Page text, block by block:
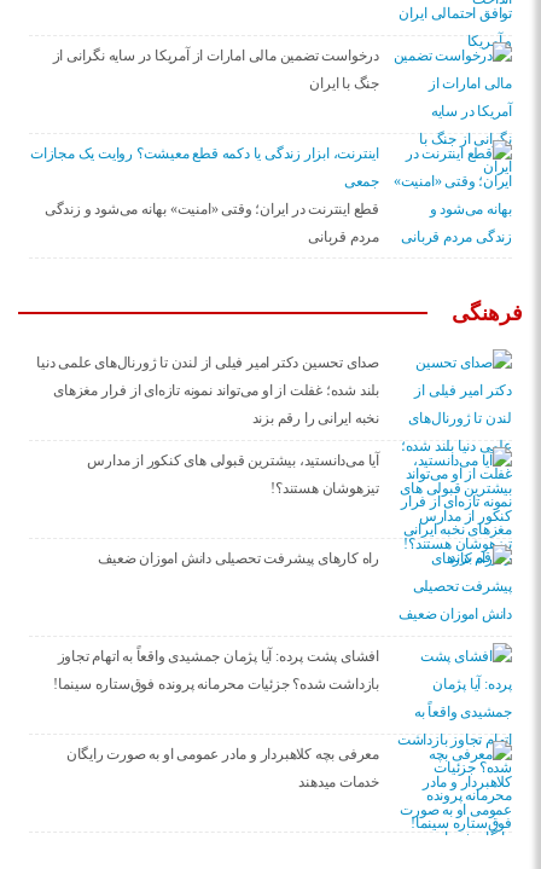
درخواست تضمین مالی امارات از آمریکا در سایه نگرانی از
جنگ با ایران
اینترنت، ابزار زندگی یا دکمه قطع معیشت؟ روایت یک مجازات
جمعی
قطع اینترنت در ایران؛ وقتی «امنیت» بهانه می‌شود و زندگی
مردم قربانی
فرهنگی
صدای تحسین دکتر امیر فیلی از لندن تا ژورنال‌های علمی دنیا
بلند شده؛ غفلت از او می‌تواند نمونه تازه‌ای از فرار مغزهای
نخبه ایرانی را رقم بزند
آیا می‌دانستید، بیشترین قبولی های کنکور از مدارس
تیزهوشان هستند؟!
راه کارهای پیشرفت تحصیلی دانش اموزان ضعیف
افشای پشت پرده: آیا پژمان جمشیدی واقعاً به اتهام تجاوز
بازداشت شده؟ جزئیات محرمانه پرونده فوق‌ستاره سینما!
معرفی بچه کلاهبردار و مادر عمومی او به صورت رایگان
خدمات میدهند